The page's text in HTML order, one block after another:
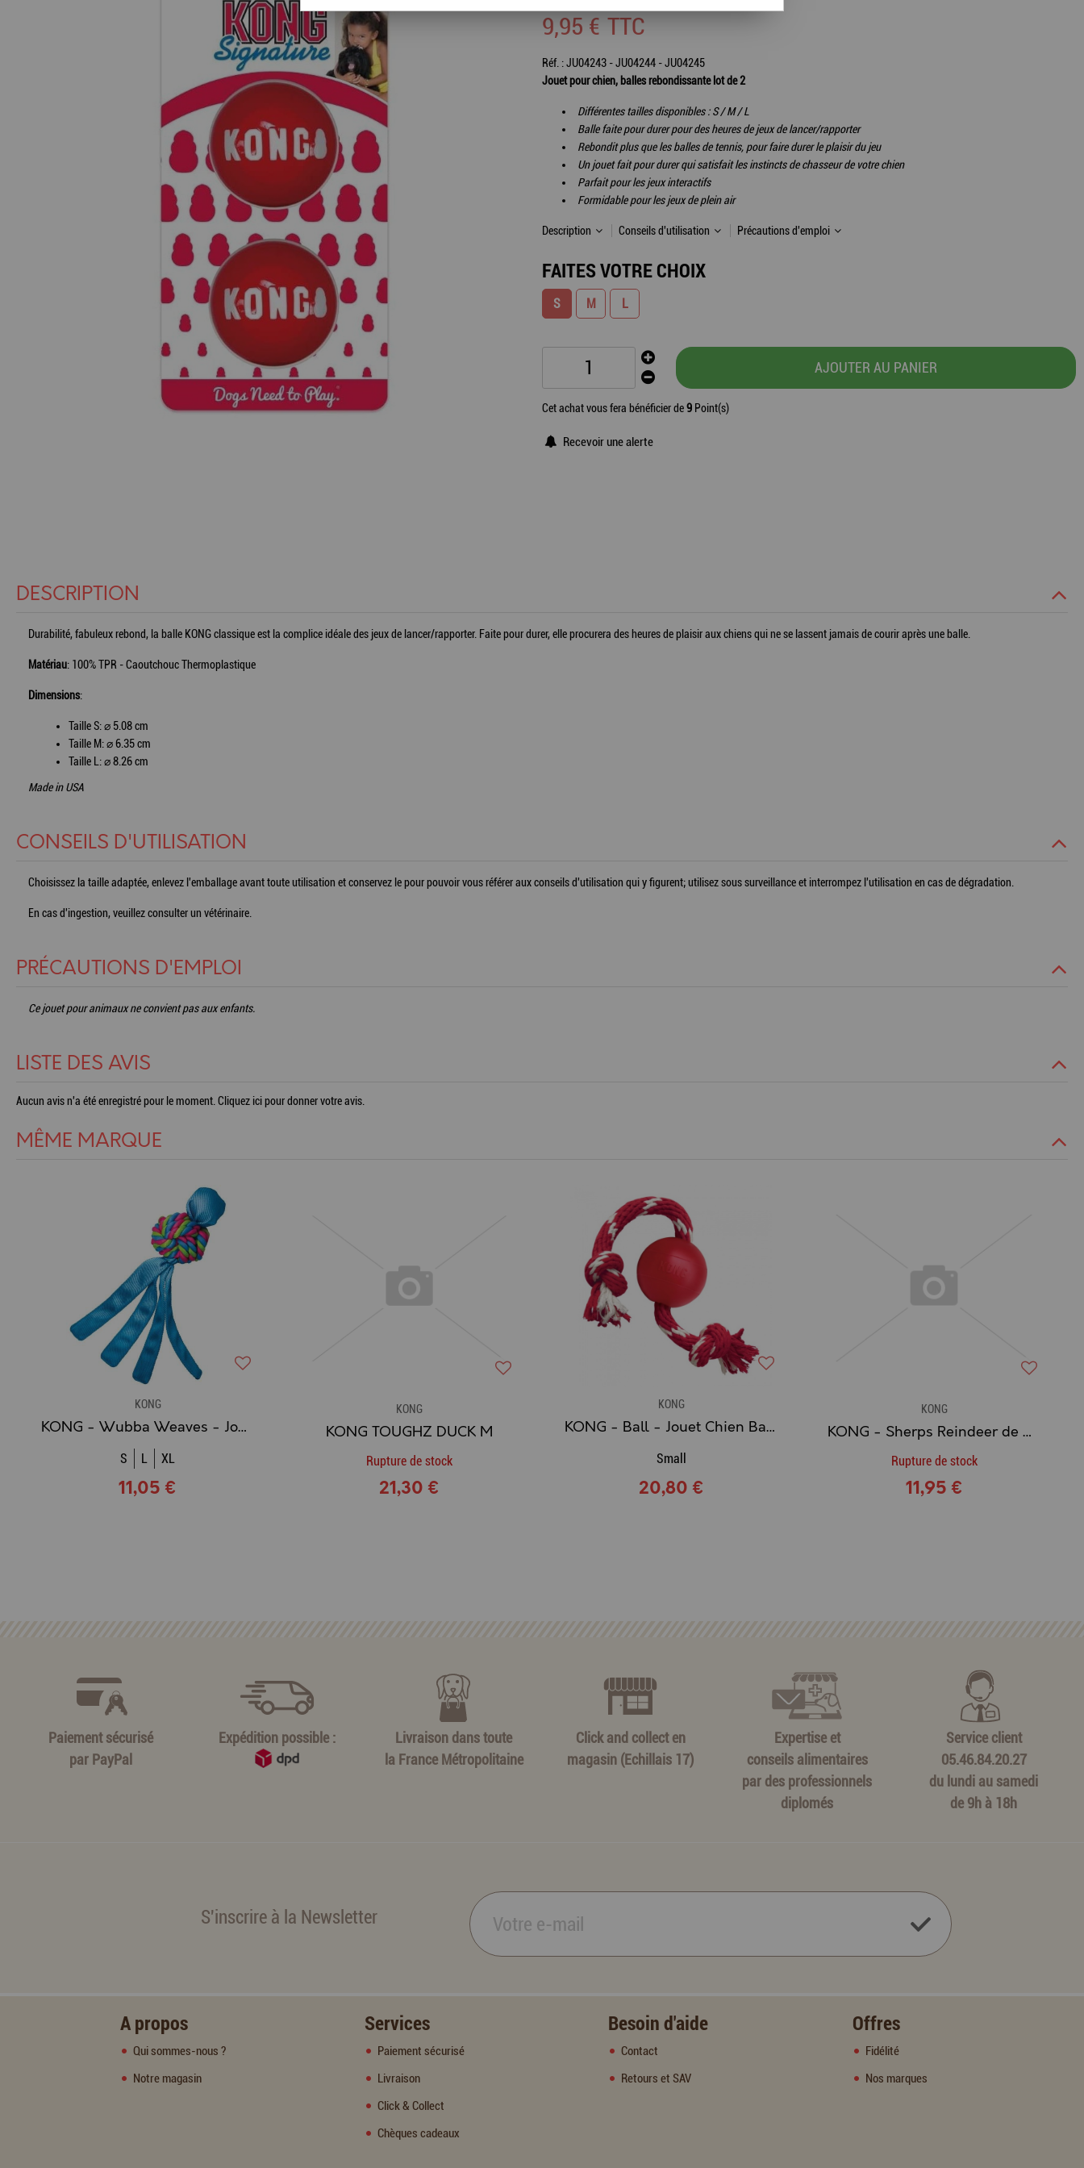
9,95 € TTC
Réf. :JU04243 - JU04244 - JU04245
Jouet pour chien, balles rebondissante lot de 2
Différentes tailles disponibles : S / M / L
Balle faite pour durer pour des heures de jeux de lancer/rapporter
Rebondit plus que les balles de tennis, pour faire durer le plaisir du jeu
Un jouet fait pour durer qui satisfait les instincts de chasseur de votre chien
Parfait pour les jeux interactifs
Formidable pour les jeux de plein air
Description Conseils d'utilisation Précautions d'emploi
FAITES VOTRE CHOIX
S M L
AJOUTER AU PANIER
Cet achat vous fera bénéficier de9 Point(s)
Recevoir une alerte
DESCRIPTION
Durabilité, fabuleux rebond, la balle KONG classique est la complice idéale des jeux de lancer/rapporter. Faite pour durer, elle procurera des heures de plaisir aux chiens qui ne se lassent jamais de courir après une balle.
Matériau: 100% TPR - Caoutchouc Thermoplastique
Dimensions:
Taille S: ⌀ 5.08 cm
Taille M: ⌀ 6.35 cm
Taille L: ⌀ 8.26 cm
Made in USA
CONSEILS D'UTILISATION
Choisissez la taille adaptée, enlevez l'emballage avant toute utilisation et conservez le pour pouvoir vous référer aux conseils d'utilisation qui y figurent; utilisez sous surveillance et interrompez l'utilisation en cas de dégradation.
En cas d'ingestion, veuillez consulter un vétérinaire.
PRÉCAUTIONS D'EMPLOI
Ce jouet pour animaux ne convient pas aux enfants.
LISTE DES AVIS
Aucun avis n'a été enregistré pour le moment. Cliquez ici pour donner votre avis.
MÊME MARQUE
KONG
KONG - Wubba Weaves - Jouet Chien à tirer et mâcher
S L XL
11,05 €
KONG
KONG TOUGHZ DUCK M
Rupture de stock
21,30 €
KONG
KONG - Ball - Jouet Chien Balle avec corde
Small
20,80 €
KONG
KONG - Sherps Reindeer de Noël
Rupture de stock
11,95 €
Paiement sécurisé
par PayPal
Expédition possible :
Livraison dans toute
la France Métropolitaine
Click and collect en
magasin (Echillais 17)
Expertise et
conseils alimentaires
par des professionnels
diplomés
Service client
05.46.84.20.27
du lundi au samedi
de 9h à 18h
S'inscrire à la Newsletter
A propos
Qui sommes-nous ?
Notre magasin
Services
Paiement sécurisé
Livraison
Click & Collect
Chèques cadeaux
Besoin d'aide
Contact
Retours et SAV
Offres
Fidélité
Nos marques